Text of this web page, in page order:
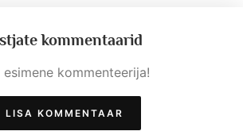
kommentaarid
esimene kommenteerija!
LISA KOMMENTAAR